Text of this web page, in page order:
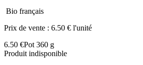
Bio français
Prix de vente : 6.50 € l'unité
6.50 €Pot 360 g
Produit indisponible